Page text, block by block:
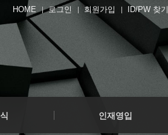
HOME 로그인 회원가입 ID/PW 찾기
인재영입
인재영입
지원하기